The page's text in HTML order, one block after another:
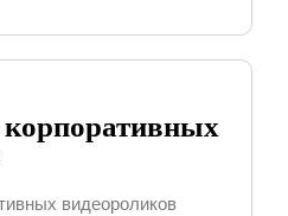
корпоративных
видеороликов